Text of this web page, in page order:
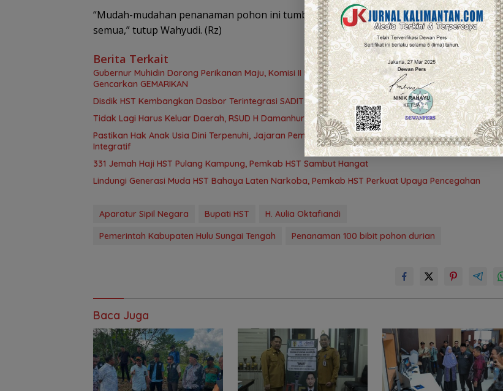
“Mudah-mudahan penanaman pohon ini tumbuh bagus, dan menjadi berkah untuk kita
semua,” tutup Wahyudi. (Rz)
Berita Terkait
Gubernur Muhidin Dorong Perikanan Maju, Komisi II DPRD Kalsel Tinjau Kampung Gabus Haruan dan
Gencarkan GEMARIKAN
Disdik HST Kembangkan Dasbor Terintegrasi SADIT, Pantau Kedisiplinan Pegawai Menyeluruh
Tidak Lagi Harus Keluar Daerah, RSUD H Damanhuri Barabai Kini Tambah 6 Layanan Baru
Pastikan Hak Anak Usia Dini Terpenuhi, Jajaran Pemkab HST Komitmen Laksanakan PAUD Holistik
Integratif
331 Jemah Haji HST Pulang Kampung, Pemkab HST Sambut Hangat
Lindungi Generasi Muda HST Bahaya Laten Narkoba, Pemkab HST Perkuat Upaya Pencegahan
Aparatur Sipil Negara Bupati HST
H. Aulia Oktafiandi
Pemerintah Kabupaten Hulu Sungai Tengah
Penanaman 100 bibit pohon durian
Baca Juga